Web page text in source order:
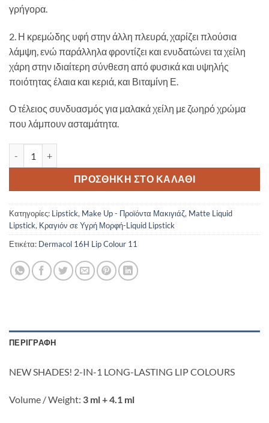
γρήγορα.
2. Η κρεμώδης υφή στην άλλη πλευρά, χαρίζει πλούσια
λάμψη, ενώ παράλληλα φροντίζει και ενυδατώνει τα χείλη
χάρη στην ιδιαίτερη σύνθεση από φυσικά και υψηλής
ποιότητας έλαια και κεριά, και Βιταμίνη Ε.
Ο τέλειος συνδυασμός για μαλακά χείλη με ζωηρό χρώμα
που λάμπουν ασταμάτητα.
ΠΡΟΣΘΉΚΗ ΣΤΟ ΚΑΛΆΘΙ
Κατηγορίες: Lipstick, Make Up - Προϊόντα Μακιγιάζ, Matte Liquid
Lipstick, Κραγιόν σε Υγρή Μορφή-Liquid Lipstick
Ετικέτα: Dermacol 16H Lip Colour 11
ΠΕΡΙΓΡΑΦΉ
NEW SHADES! 2-IN-1 LONG-LASTING LIP COLOURS
Volume / Weight: 3 ml + 4.1 ml